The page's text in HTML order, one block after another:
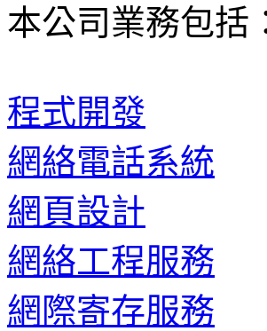
本公司業務包括
程式開發
網絡電話系統
網頁設計
網絡工程服務
網際寄存服務